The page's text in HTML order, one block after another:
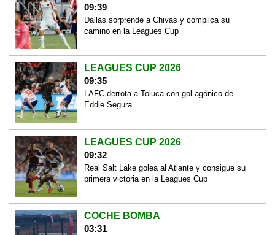
09:39
Dallas sorprende a Chivas y complica su
camino en la Leagues Cup
LEAGUES CUP 2026
09:35
LAFC derrota a Toluca con gol agónico de
Eddie Segura
LEAGUES CUP 2026
09:32
Real Salt Lake golea al Atlante y consigue su
primera victoria en la Leagues Cup
COCHE BOMBA
03:31